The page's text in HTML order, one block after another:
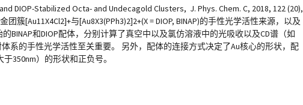
DIOP-Stabilized Octa- and Undecagold Clusters, J. Phys. Chem. C, 2018, 122 (20),
簇[Au11X4Cl2]+与[Au8X3(PPh3)2]2+(X = DIOP, BINAP)的手性光学活性来源，以及
和DIOP配体，分别计算了真空中以及氯仿溶液中的光吸收以及CD谱（如
系的手性光学活性至关重要。 另外，配体的连接方式决定了Au核心的形状，配
350nm）的形状和正负号。